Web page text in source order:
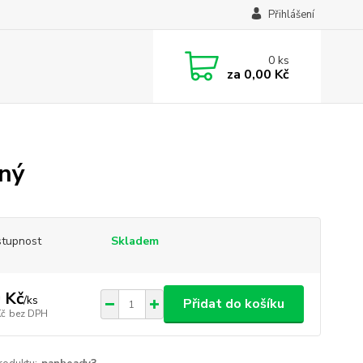
Přihlášení
0ks
za 0,00 Kč
Skladem
Kč/ks
bez DPH
Přidat do košíku